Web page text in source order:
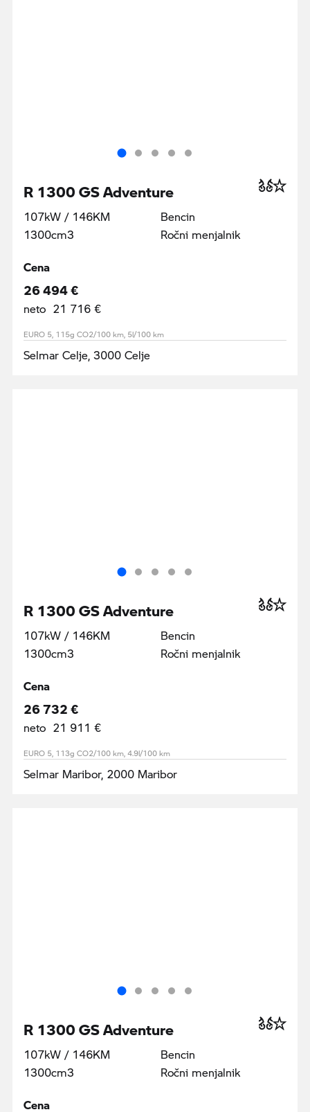
R 1300 GS Adventure
107kW / 146KM
1300cm3
Bencin
Ročni menjalnik
Cena
26 494 €
neto 21 716 €
EURO 5, 115g CO2/100 km, 5l/100 km
Selmar Celje, 3000 Celje
R 1300 GS Adventure
107kW / 146KM
1300cm3
Bencin
Ročni menjalnik
Cena
26 732 €
neto 21 911 €
EURO 5, 113g CO2/100 km, 4.9l/100 km
Selmar Maribor, 2000 Maribor
R 1300 GS Adventure
107kW / 146KM
1300cm3
Bencin
Ročni menjalnik
Cena